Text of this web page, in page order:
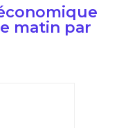
matin par